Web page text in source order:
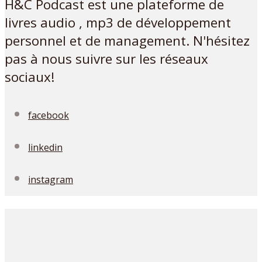
H&C Podcast est une plateforme de
livres audio , mp3 de développement
personnel et de management. N'hésitez
pas à nous suivre sur les réseaux
sociaux!
facebook
linkedin
instagram